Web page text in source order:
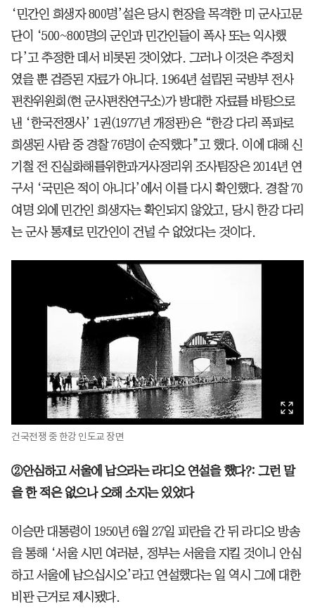
‘민간인 희생자 800명’설은 당시 현장을 목격한 미 군사고문
단이 ‘500~800명의 군인과 민간인들이 폭사 또는 익사했
다’고 추정한 데서 비롯된 것이었다. 그러나 이것은 추정치
였을 뿐 검증된 자료가 아니다. 1964년 설립된 국방부 전사
편찬위원회(현 군사편찬연구소)가 방대한 자료를 바탕으로
낸 ‘한국전쟁사’ 1권(1977년 개정판)은 “한강 다리 폭파로
희생된 사람 중 경찰 76명이 순직했다”고 했다. 이에 대해 신
기철 전 진실화해를위한과거사정리위 조사팀장은 2014년 연
구서 ‘국민은 적이 아니다’에서 이를 다시 확인했다. 경찰 70
여명 외에 민간인 희생자는 확인되지 않았고, 당시 한강 다리
는 군사 통제로 민간인이 건널 수 없었다는 것이다.
건국전쟁 중 한강 인도교 장면
②안심하고 서울에 남으라는 라디오 연설을 했다?: 그런 말
을 한 적은 없으나 오해 소지는 있었다
이승만 대통령이 1950년 6월 27일 피란을 간 뒤 라디오 방송
을 통해 ‘서울 시민 여러분, 정부는 서울을 지킬 것이니 안심
하고 서울에 남으십시오’라고 연설했다는 일 역시 그에 대한
비판 근거로 제시됐다.